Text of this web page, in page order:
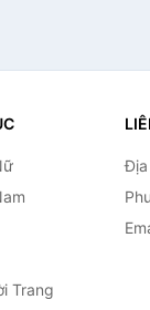
Trang
Địa